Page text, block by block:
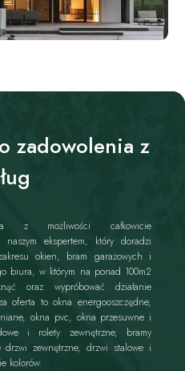
zadowolenia z
z możliwości całkowicie
ekspertem, który doradzi
okien, bram garażowych i
biura, w którym na ponad 100m2
oraz wypróbować działanie
oferta to okna energooszczędne,
okna pvc, okna przesuwne i
i rolety zewnętrzne, bramy
drzwi zewnętrzne, drzwi stalowe i
kolorów.